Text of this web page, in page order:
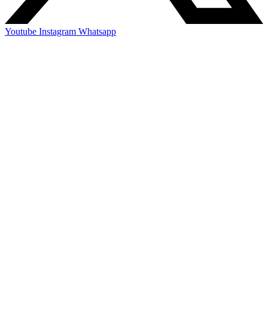
Youtube Instagram Whatsapp